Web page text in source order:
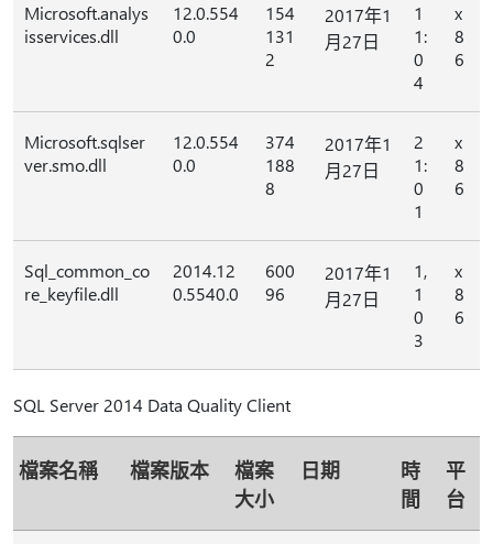
Microsoft.analys
isservices.dll
12.0.554
0.0
154
131
2
2017年1
月27日
1
1:
0
4
x
8
6
Microsoft.sqlser
ver.smo.dll
12.0.554
0.0
374
188
8
2017年1
月27日
2
1:
0
1
x
8
6
Sql_common_co
re_keyfile.dll
2014.12
0.5540.0
600
96
2017年1
月27日
1,
1
0
3
x
8
6
SQL Server 2014 Data Quality Client
檔案名稱 檔案版本
檔案
大小
日期
時
間
平
台